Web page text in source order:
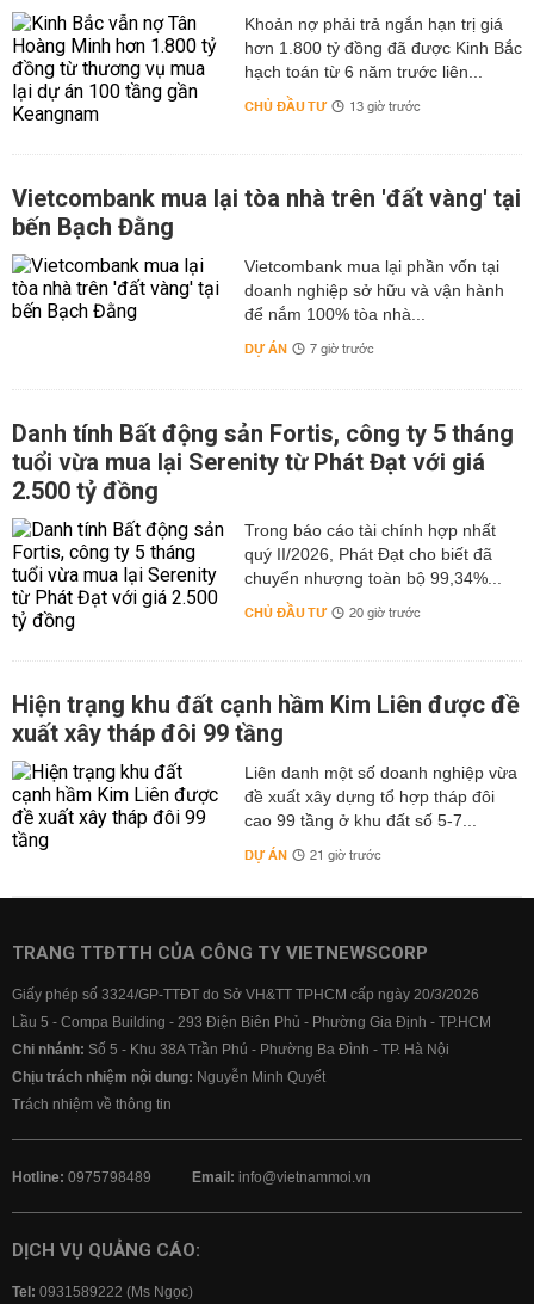
hơn 1.800 tỷ đồng đã được Kinh Bắc
hạch toán từ 6 năm trước liên...
CHỦ ĐẦU TƯ 13 giờ trước
Vietcombank mua lại tòa nhà trên 'đất vàng' tại
bến Bạch Đằng
Vietcombank mua lại phần vốn tại
doanh nghiệp sở hữu và vận hành
để nắm 100% tòa nhà...
DỰ ÁN 7 giờ trước
Danh tính Bất động sản Fortis, công ty 5 tháng
tuổi vừa mua lại Serenity từ Phát Đạt với giá
2.500 tỷ đồng
Trong báo cáo tài chính hợp nhất
quý II/2026, Phát Đạt cho biết đã
chuyển nhượng toàn bộ 99,34%...
CHỦ ĐẦU TƯ 20 giờ trước
Hiện trạng khu đất cạnh hầm Kim Liên được đề
xuất xây tháp đôi 99 tầng
Liên danh một số doanh nghiệp vừa
đề xuất xây dựng tổ hợp tháp đôi
cao 99 tầng ở khu đất số 5-7...
DỰ ÁN 21 giờ trước
TRANG TTĐTTH CỦA CÔNG TY VIETNEWSCORP
Giấy phép số 3324/GP-TTĐT do Sở VH&TT TPHCM cấp ngày 20/3/2026
Lầu 5 - Compa Building - 293 Điện Biên Phủ - Phường Gia Định - TP.HCM
Chi nhánh: Số 5 - Khu 38A Trần Phú - Phường Ba Đình - TP. Hà Nội
Chịu trách nhiệm nội dung: Nguyễn Minh Quyết
Trách nhiệm về thông tin
Hotline: 0975798489 Email: info@vietnammoi.vn
DỊCH VỤ QUẢNG CÁO:
Tel: 0931589222 (Ms Ngọc)